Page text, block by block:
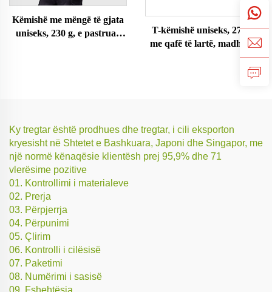
Këmishë me mëngë të gjata
uniseks, 230 g, e pastruar
T-këmishë uniseks, 270 g,
me qafë të lartë, madhësi e
Ky tregtar është prodhues dhe tregtar, i cili eksporton
kryesisht në Shtetet e Bashkuara, Japoni dhe Singapor, me
një normë kënaqësie klientësh prej 95,9% dhe 71
vlerësime pozitive
01. Kontrollimi i materialeve
02. Prerja
03. Përpjerrja
04. Përpunimi
05. Çlirim
06. Kontrolli i cilësisë
07. Paketimi
08. Numërimi i sasisë
09. Fshehtësia